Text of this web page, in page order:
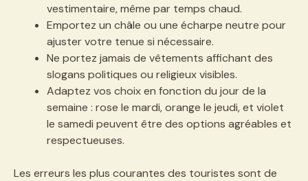
vestimentaire, même par temps chaud.
Emportez un châle ou une écharpe neutre pour
ajuster votre tenue si nécessaire.
Ne portez jamais de vêtements affichant des
slogans politiques ou religieux visibles.
Adaptez vos choix en fonction du jour de la
semaine : rose le mardi, orange le jeudi, et violet
le samedi peuvent être des options agréables et
respectueuses.
Les erreurs les plus courantes des touristes sont de